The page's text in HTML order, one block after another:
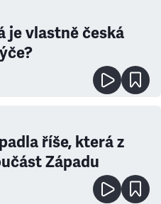
je vlastně česká
říše, která z
Západu